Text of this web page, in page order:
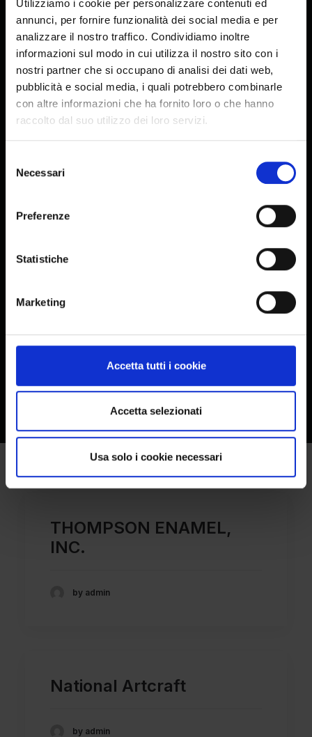
Utilizziamo i cookie per personalizzare contenuti ed
annunci, per fornire funzionalità dei social media e per
analizzare il nostro traffico. Condividiamo inoltre
informazioni sul modo in cui utilizza il nostro sito con i
nostri partner che si occupano di analisi dei dati web,
pubblicità e social media, i quali potrebbero combinarle
con altre informazioni che ha fornito loro o che hanno
raccolto dal suo utilizzo dei loro servizi.
delNecessari
Preferenze
Statistiche
Marketing
Accetta tutti i cookie
Accetta selezionati
Usa solo i cookie necessari
THOMPSON ENAMEL,
INC.
by admin
National Artcraft
by admin